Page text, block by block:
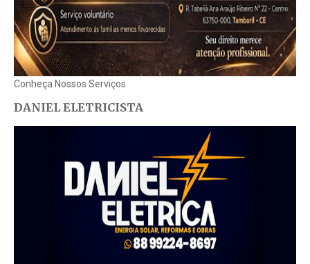
Conheça Nossos Serviços
DANIEL ELETRICISTA